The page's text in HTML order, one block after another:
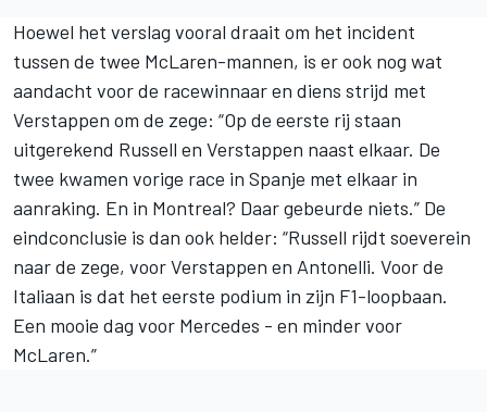
Hoewel het verslag vooral draait om het incident
tussen de twee McLaren-mannen, is er ook nog wat
aandacht voor de racewinnaar en diens strijd met
Verstappen om de zege: “Op de eerste rij staan
uitgerekend Russell en Verstappen naast elkaar. De
twee kwamen vorige race in Spanje met elkaar in
aanraking. En in Montreal? Daar gebeurde niets.” De
eindconclusie is dan ook helder: “Russell rijdt soeverein
naar de zege, voor Verstappen en Antonelli. Voor de
Italiaan is dat het eerste podium in zijn F1-loopbaan.
Een mooie dag voor Mercedes - en minder voor
McLaren.”